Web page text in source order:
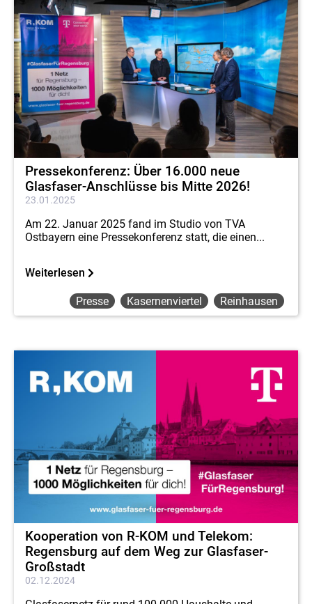
Pressekonferenz: Über 16.000 neue
Glasfaser-Anschlüsse bis Mitte 2026!
23.01.2025
Am 22. Januar 2025 fand im Studio von TVA
Ostbayern eine Pressekonferenz statt, die einen...
Weiterlesen
Presse Kasernenviertel Reinhausen
Kooperation von R-KOM und Telekom:
Regensburg auf dem Weg zur Glasfaser-
Großstadt
02.12.2024